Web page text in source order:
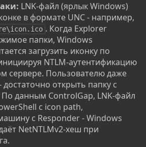
LNK-файл (ярлык Windows)
в формате UNC - например,
. Когда Explorer
папки, Windows
загрузить иконку по
NTLM-аутентификацию
сервере. Пользователю даже
открыть папку с
данным ControlGap, LNK-файл
с icon path,
с Responder - Windows
NetNTLMv2-хеш при